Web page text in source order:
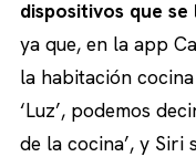
dispositivos que se
ya que, en la app
la habitación
‘Luz’, podemos
de la cocina’, y Siri